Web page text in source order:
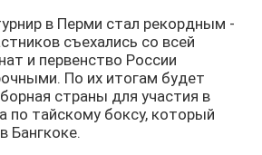
в Перми стал рекордным -
съехались со всей
и первенство России
По их итогам будет
страны для участия в
по тайскому боксу, который
Бангкоке.